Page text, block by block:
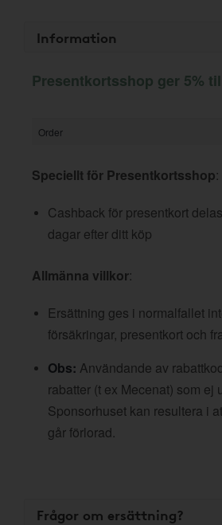
Information
Presentkortsshop ger 5%
Order
Speciellt för Presentkortsshop:
Cashback för presentkort
dagar efter ditt köp
Allmänna villkor:
Ersättning ges i normalfallet
försäkringar, presentkort och
Obs: Användande av
rabatter (t ex Mecenat) som ej
Sponsorhuset kan resultera i
går förlorad.
Frågor om ersättning?